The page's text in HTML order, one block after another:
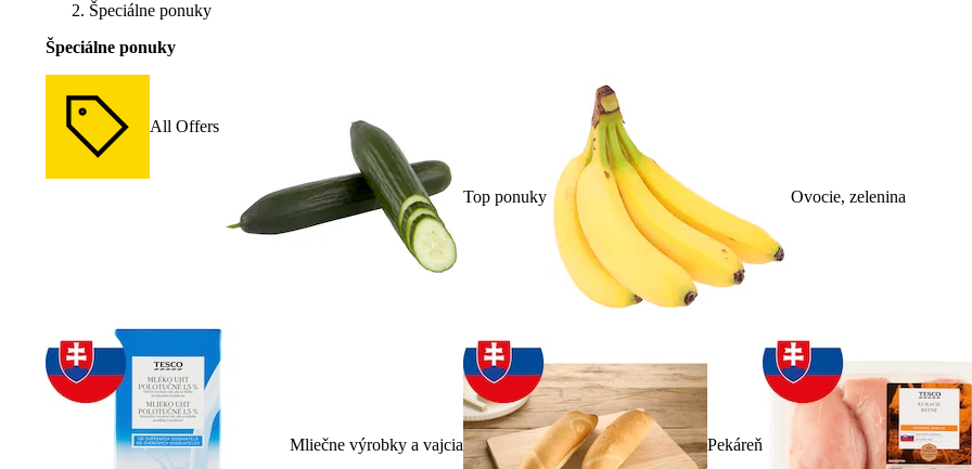
Špeciálne ponuky
Špeciálne ponuky
All Offers
Top ponuky Ovocie, zelenina
Mliečne výrobky a vajcia Pekáreň